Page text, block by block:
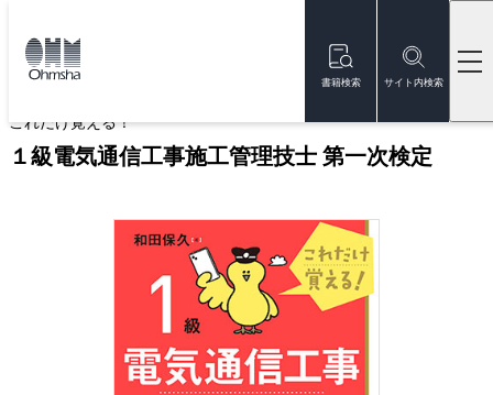
書籍検索 サイト内検索
トップ
これだけ覚える！
１級電気通信工事施工管理技士 第一次検定